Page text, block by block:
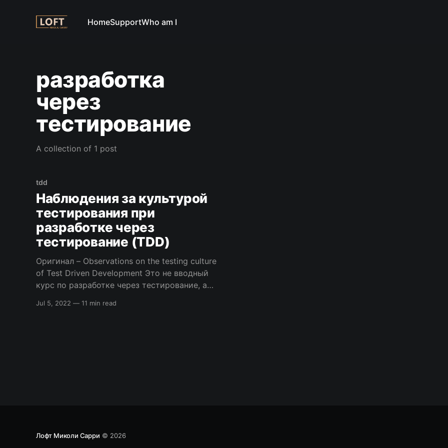
HomeSupportWho am I
разработка
через
тестирование
A collection of 1 post
tdd
Наблюдения за культурой
тестирования при
разработке через
тестирование (TDD)
Оригинал – Observations on the testing culture
of Test Driven Development Это не вводный
курс по разработке через тестирование, а
перезагрузки этой дисциплины и проблемах
Jul 5, 2022 — 11 min read
Лофт Миколи Сарри © 2026